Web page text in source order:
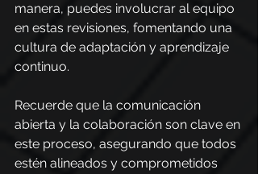
manera, puedes involucrar al equipo
en estas revisiones, fomentando una
cultura de adaptación y aprendizaje
continuo.
Recuerde que la comunicación
abierta y la colaboración son clave en
este proceso, asegurando que todos
estén alineados y comprometidos